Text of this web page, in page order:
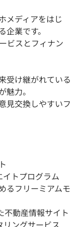
メディアをはじ
業です。
ビスとフィナン
受け継がれている
力。
見交換しやすいフ
イトプログラム
るフリーミアムモ
不動産情報サイト